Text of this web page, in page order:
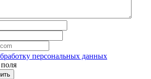
персональных данных